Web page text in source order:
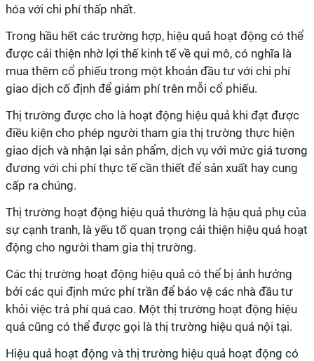
hóa với chi phí thấp nhất.
Trong hầu hết các trường hợp, hiệu quả hoạt động có thể
được cải thiện nhờ lợi thế kinh tế về qui mô, có nghĩa là
mua thêm cổ phiếu trong một khoản đầu tư với chi phí
giao dịch cố định để giảm phí trên mỗi cổ phiếu.
Thị trường được cho là hoạt động hiệu quả khi đạt được
điều kiện cho phép người tham gia thị trường thực hiện
giao dịch và nhận lại sản phẩm, dịch vụ với mức giá tương
đương với chi phí thực tế cần thiết để sản xuất hay cung
cấp ra chúng.
Thị trường hoạt động hiệu quả thường là hậu quả phụ của
sự cạnh tranh, là yếu tố quan trọng cải thiện hiệu quả hoạt
động cho người tham gia thị trường.
Các thị trường hoạt động hiệu quả có thể bị ảnh hưởng
bởi các qui định mức phí trần để bảo vệ các nhà đầu tư
khỏi việc trả phí quá cao. Một thị trường hoạt động hiệu
quả cũng có thể được gọi là thị trường hiệu quả nội tại.
Hiệu quả hoạt động và thị trường hiệu quả hoạt động có